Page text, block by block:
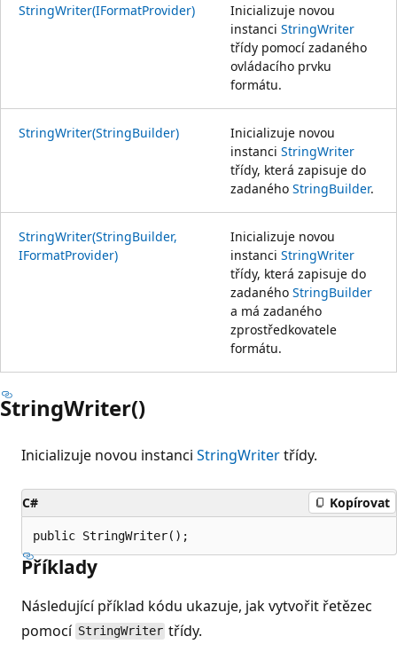
StringWriter(IFormatProvider)
Inicializuje novou
instanci StringWriter
třídy pomocí zadaného
ovládacího prvku
formátu.
StringWriter(StringBuilder)
Inicializuje novou
instanci StringWriter
třídy, která zapisuje do
zadaného StringBuilder.
StringWriter(StringBuilder,
IFormatProvider)
Inicializuje novou
instanci StringWriter
třídy, která zapisuje do
zadaného StringBuilder
a má zadaného
zprostředkovatele
formátu.
StringWriter()
Inicializuje novou instanci StringWritertřídy.
C# Kopírovat
public StringWriter();
Příklady
Následující příklad kódu ukazuje, jak vytvořit řetězec
pomocí StringWriter třídy.